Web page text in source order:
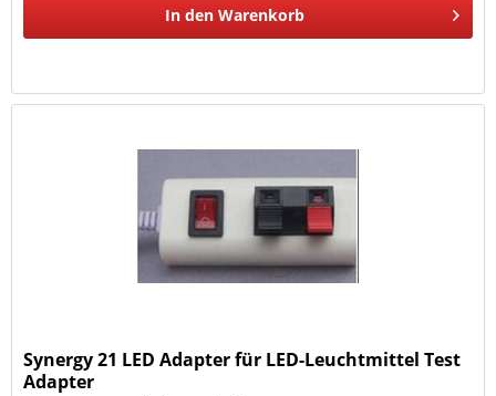
In den Warenkorb
Synergy 21 LED Adapter für LED-Leuchtmittel Test
Adapter